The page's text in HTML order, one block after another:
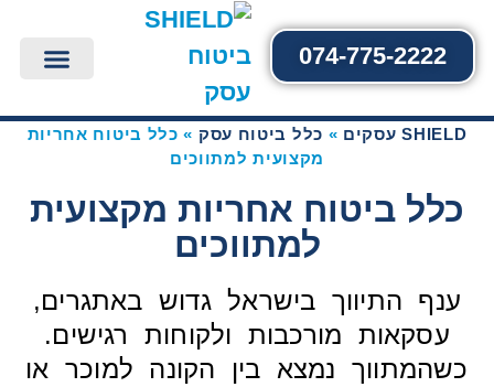
074-775-2222
SHIELD עסקים » כלל ביטוח עסק » כלל ביטוח אחריות
מקצועית למתווכים
כלל ביטוח אחריות מקצועית
למתווכים
ענף התיווך בישראל גדוש באתגרים,
עסקאות מורכבות ולקוחות רגישים.
כשהמתווך נמצא בין הקונה למוכר או